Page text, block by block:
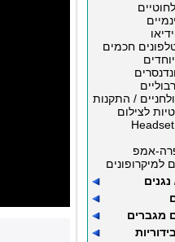
חכמים
/ התקנות
לצילום
אמפ
למיקרופונים
מגברים